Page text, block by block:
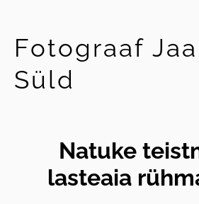
Fotograaf
Süld
Natuke
lasteaia